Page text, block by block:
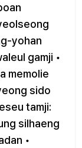
yohan
gamji •
memolie
sido
tamji:
silhaeng
•